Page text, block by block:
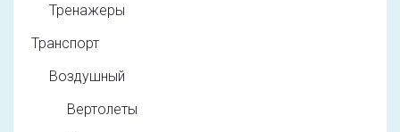
Тренажеры
Транспорт
Воздушный
Вертолеты